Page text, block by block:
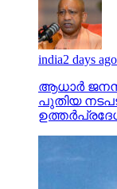
india2 days ago
ആധാർ ജനന
പുതിയ